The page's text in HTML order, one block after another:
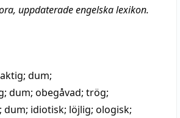
uppdaterade engelska lexikon.
; dum;
; dum; obegåvad; trög;
; dum; idiotisk; löjlig; ologisk;